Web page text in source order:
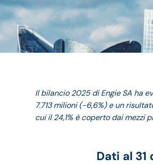
Il bilancio 2025 di Engie SA ha
7.713 milioni (-6,6%) e un
cui il 24,1% è coperto dai mezzi
Dati al